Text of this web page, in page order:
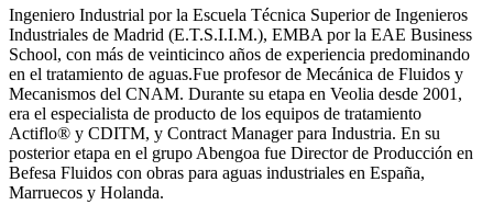
Ingeniero Industrial por la Escuela Técnica Superior de Ingenieros
Industriales de Madrid (E.T.S.I.I.M.), EMBA por la EAE Business
School, con más de veinticinco años de experiencia predominando
en el tratamiento de aguas.Fue profesor de Mecánica de Fluidos y
Mecanismos del CNAM. Durante su etapa en Veolia desde 2001,
era el especialista de producto de los equipos de tratamiento
Actiflo® y CDITM, y Contract Manager para Industria. En su
posterior etapa en el grupo Abengoa fue Director de Producción en
Befesa Fluidos con obras para aguas industriales en España,
Marruecos y Holanda.